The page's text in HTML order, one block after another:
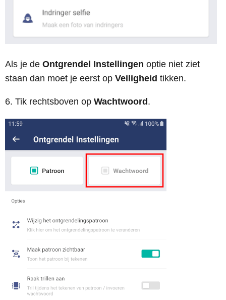
Als je de Ontgrendel Instellingen optie niet ziet
staan dan moet je eerst op Veiligheid tikken.
6. Tik rechtsboven op Wachtwoord.